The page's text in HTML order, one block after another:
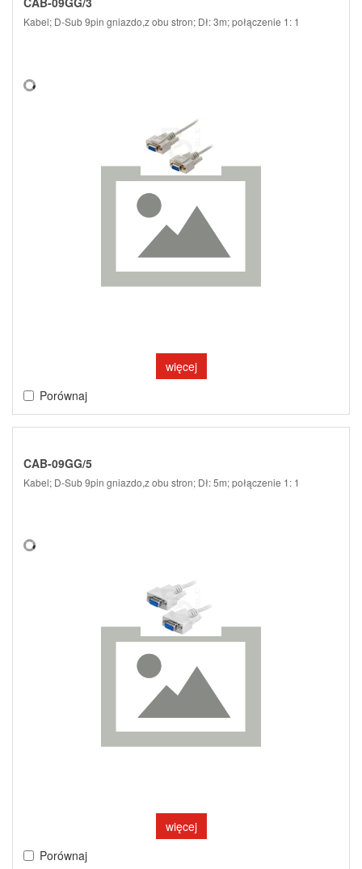
Kabel; D-Sub 9pin gniazdo,z obu stron; Dł: 3m; połączenie 1: 1
więcej
Porównaj
CAB-09GG/5
Kabel; D-Sub 9pin gniazdo,z obu stron; Dł: 5m; połączenie 1: 1
więcej
Porównaj